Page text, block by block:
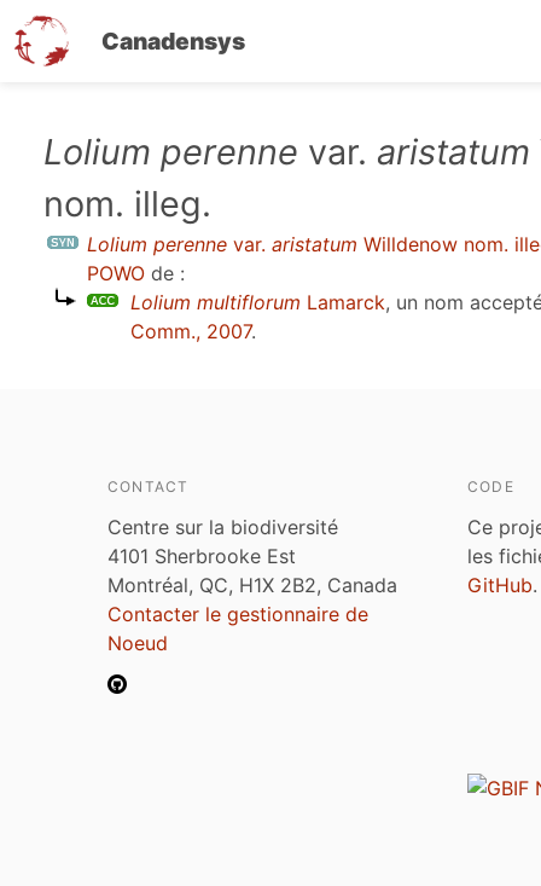
Canadensys
contenu
Lolium perenne var. aristatum
nom. illeg.
Lolium perenne var. aristatum Willdenow nom.
POWO de :
Lolium multiflorum Lamarck, un nom
Comm., 2007.
CONTACT
Centre sur la biodiversité
4101 Sherbrooke Est
Montréal, QC, H1X 2B2, Canada
Contacter le gestionnaire de
Noeud
CODE
Ce
les
GitHub.